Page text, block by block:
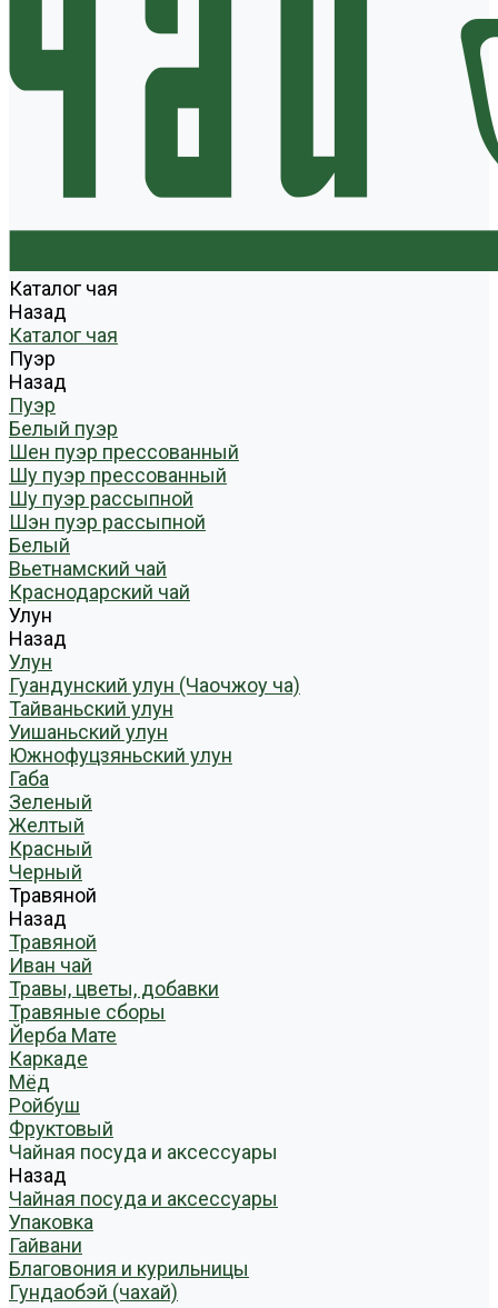
Каталог чая
Назад
Каталог чая
Пуэр
Назад
Пуэр
Белый пуэр
Шен пуэр прессованный
Шу пуэр прессованный
Шу пуэр рассыпной
Шэн пуэр рассыпной
Белый
Вьетнамский чай
Краснодарский чай
Улун
Назад
Улун
Гуандунский улун (Чаочжоу ча)
Тайваньский улун
Уишаньский улун
Южнофуцзяньский улун
Габа
Зеленый
Желтый
Красный
Черный
Травяной
Назад
Травяной
Иван чай
Травы, цветы, добавки
Травяные сборы
Йерба Мате
Каркаде
Мёд
Ройбуш
Фруктовый
Чайная посуда и аксессуары
Назад
Чайная посуда и аксессуары
Упаковка
Гайвани
Благовония и курильницы
Гундаобэй (чахай)